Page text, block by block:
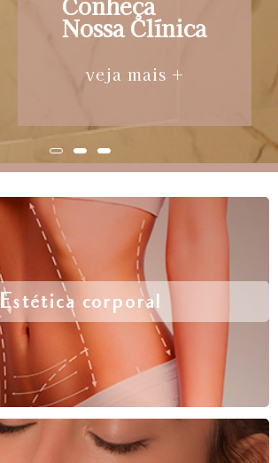
Nossa Clínica
veja mais +
Estética corporal